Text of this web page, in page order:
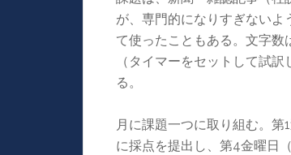
が、専門的になりすぎない
て使ったこともある。文字
（タイマーをセットして試
る。
月に課題一つに取り組む。
に採点を提出し、第4金曜日